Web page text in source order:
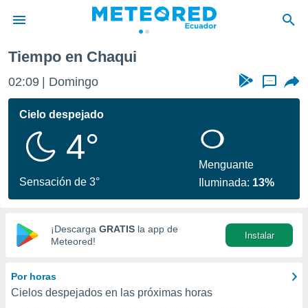
de
ha
calidad.
a este
las
y
digital
basada
Tiempo en Chaqui
02:09 Domingo ...
Cielo despejado
4°
Sensación de 3°
Menguante
Iluminada: 13%
¡Descarga GRATIS la app de
Meteored!
Instalar
Por horas
Cielos despejados en las próximas horas